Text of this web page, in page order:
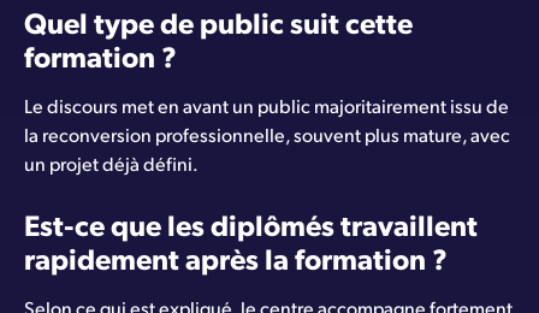
Quel type de public suit cette
formation ?
Le discours met en avant un public majoritairement issu de
la reconversion professionnelle, souvent plus mature, avec
un projet déjà défini.
Est-ce que les diplômés travaillent
rapidement après la formation ?
Selon ce qui est expliqué, le centre accompagne fortement